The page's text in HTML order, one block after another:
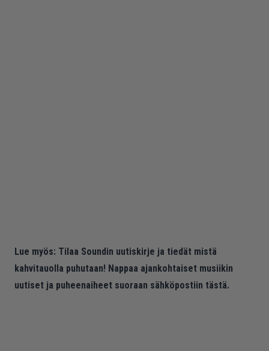
Lue myös: Tilaa Soundin uutiskirje ja tiedät mistä
kahvitauolla puhutaan! Nappaa ajankohtaiset musiikin
uutiset ja puheenaiheet suoraan sähköpostiin tästä.